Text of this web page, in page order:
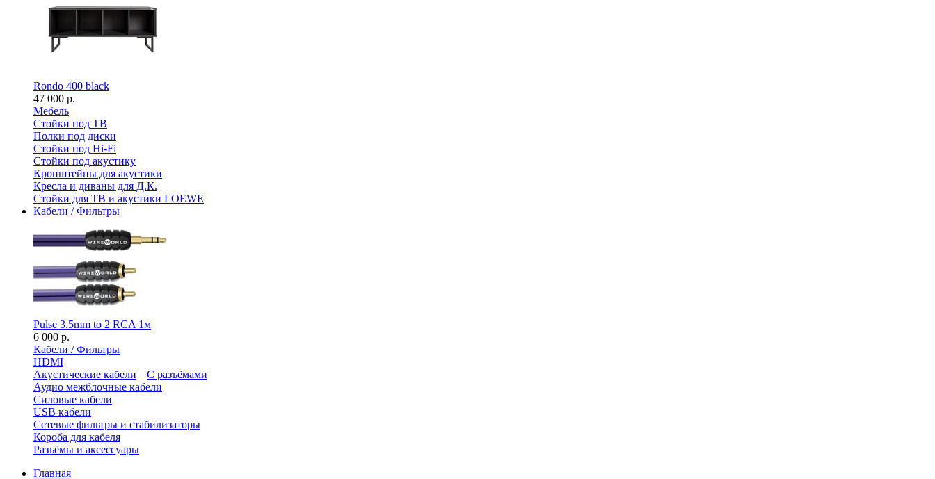
Rondo 400 black
47 000 р.
Мебель
Стойки под ТВ
Полки под диски
Стойки под Hi-Fi
Стойки под акустику
Кронштейны для акустики
Кресла и диваны для Д.К.
Стойки для ТВ и акустики LOEWE
Кабели / Фильтры
Pulse 3.5mm to 2 RCA 1м
6 000 р.
Кабели / Фильтры
HDMI
Акустические кабели
С разъёмами
Аудио межблочные кабели
Силовые кабели
USB кабели
Сетевые фильтры и стабилизаторы
Короба для кабеля
Разъёмы и аксессуары
Главная